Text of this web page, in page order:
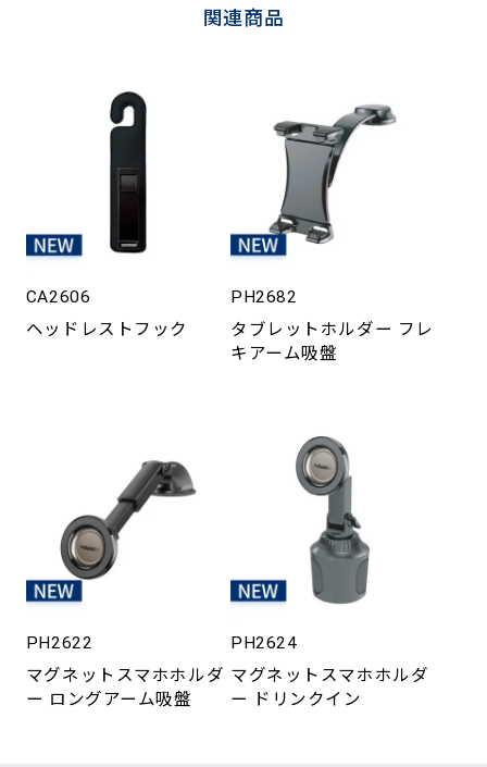
関連商品
CA2606
ヘッドレストフック
PH2682
タブレットホルダー フレ
キアーム吸盤
PH2622
マグネットスマホホルダ
ー ロングアーム吸盤
PH2624
マグネットスマホホルダ
ー ドリンクイン